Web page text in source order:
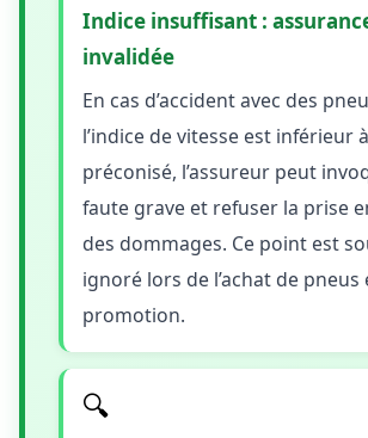
Indice insuffisant :
invalidée
En cas d’accident avec des
l’indice de vitesse est inférieur
préconisé, l’assureur peut
faute grave et refuser la prise
des dommages. Ce point est
ignoré lors de l’achat de pneus
promotion.
🔍